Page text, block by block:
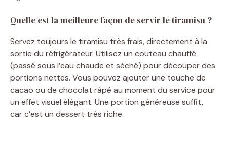
Quelle est la meilleure façon de servir le tiramisu ?
Servez toujours le tiramisu très frais, directement à la
sortie du réfrigérateur. Utilisez un couteau chauffé
(passé sous l’eau chaude et séché) pour découper des
portions nettes. Vous pouvez ajouter une touche de
cacao ou de chocolat râpé au moment du service pour
un effet visuel élégant. Une portion généreuse suffit,
car c’est un dessert très riche.